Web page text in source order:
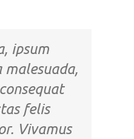
ipsum
felis
Vivamus